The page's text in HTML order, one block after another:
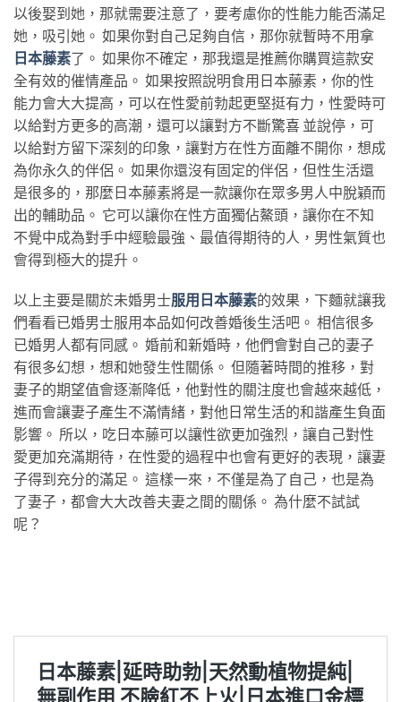
以後娶到她，那就需要注意了，要考慮你的性能力能否滿足
她，吸引她。 如果你對自己足夠自信，那你就暫時不用拿
日本藤素了。 如果你不確定，那我還是推薦你購買這款安
全有效的催情產品。 如果按照說明食用日本藤素，你的性
能力會大大提高，可以在性愛前勃起更堅挺有力，性愛時可
以給對方更多的高潮，還可以讓對方不斷驚喜 並說停，可
以給對方留下深刻的印象，讓對方在性方面離不開你，想成
為你永久的伴侶。 如果你還沒有固定的伴侶，但性生活還
是很多的，那麼日本藤素將是一款讓你在眾多男人中脫穎而
出的輔助品。 它可以讓你在性方面獨佔鰲頭，讓你在不知
不覺中成為對手中經驗最強、最值得期待的人，男性氣質也
會得到極大的提升。
以上主要是關於未婚男士服用日本藤素的效果，下麵就讓我
們看看已婚男士服用本品如何改善婚後生活吧。 相信很多
已婚男人都有同感。 婚前和新婚時，他們會對自己的妻子
有很多幻想，想和她發生性關係。 但隨著時間的推移，對
妻子的期望值會逐漸降低，他對性的關注度也會越來越低，
進而會讓妻子產生不滿情緒，對他日常生活的和諧產生負面
影響。 所以，吃日本藤可以讓性欲更加強烈，讓自己對性
愛更加充滿期待，在性愛的過程中也會有更好的表現，讓妻
子得到充分的滿足。 這樣一來，不僅是為了自己，也是為
了妻子，都會大大改善夫妻之間的關係。 為什麼不試試
呢？